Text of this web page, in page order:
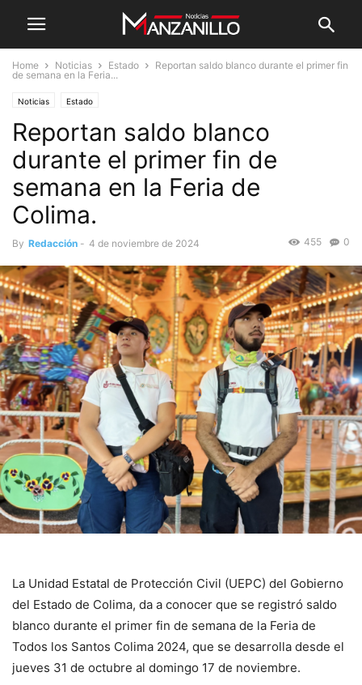
Home Noticias Estado
Reportan saldo blanco durante el primer fin
de semana en la Feria...
Noticias Estado
Reportan saldo blanco
durante el primer fin de
semana en la Feria de
Colima.
By Redacción - 4 de noviembre de 2024 0
455
La Unidad Estatal de Protección Civil (UEPC) del Gobierno
del Estado de Colima, da a conocer que se registró saldo
blanco durante el primer fin de semana de la Feria de
Todos los Santos Colima 2024, que se desarrolla desde el
jueves 31 de octubre al domingo 17 de noviembre.